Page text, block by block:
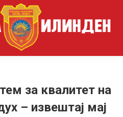
за квалитет на
– извештај мај